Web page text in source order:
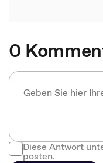
0
Diese Antwort
posten.